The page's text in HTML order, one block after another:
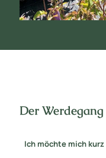
Der
Ich möchte mich